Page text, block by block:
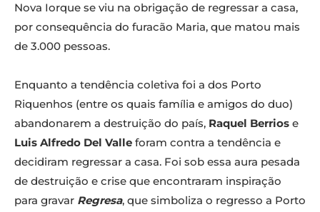
Nova Iorque se viu na obrigação de regressar a casa,
por consequência do furacão Maria, que matou mais
de 3.000 pessoas.
Enquanto a tendência coletiva foi a dos Porto
Riquenhos (entre os quais família e amigos do duo)
abandonarem a destruição do país, Raquel Berrios e
Luis Alfredo Del Valle foram contra a tendência e
decidiram regressar a casa. Foi sob essa aura pesada
de destruição e crise que encontraram inspiração
para gravar Regresa, que simboliza o regresso a Porto